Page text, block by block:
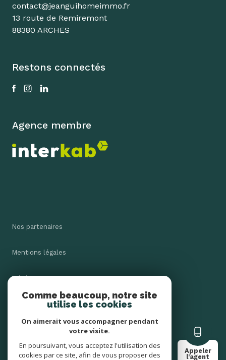
Appeler
l'agent
contact@jeanguihomeimmo.fr
13 route de Remiremont
88380 ARCHES
Restons connectés
Agence membre
Nos partenaires
Mentions légales
Admin
Nos honoraires
Cookies
Comme beaucoup, notre site
utilise les cookies
On aimerait vous accompagner pendant
votre visite.
En poursuivant, vous acceptez l'utilisation des
cookies par ce site, afin de vous proposer des